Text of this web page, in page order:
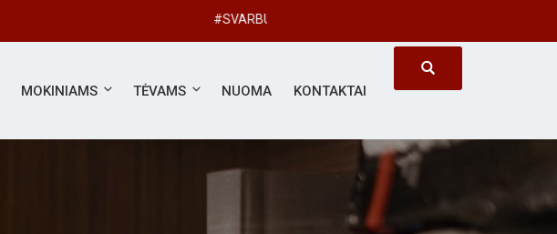
#SVARBUS KIEKVIENAS
MOKINIAMS TĖVAMS NUOMA KONTAKTAI